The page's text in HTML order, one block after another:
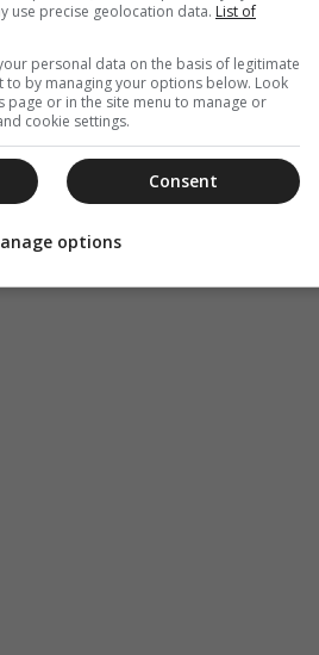
use precise geolocation data. List of
personal data on the basis of legitimate
to by managing your options below. Look
or in the site menu to manage or
cookie settings.
Consent
options